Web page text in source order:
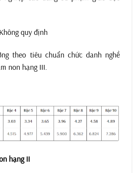
quy định
theo tiêu chuẩn chức danh nghề
non hạng III.
hạng II